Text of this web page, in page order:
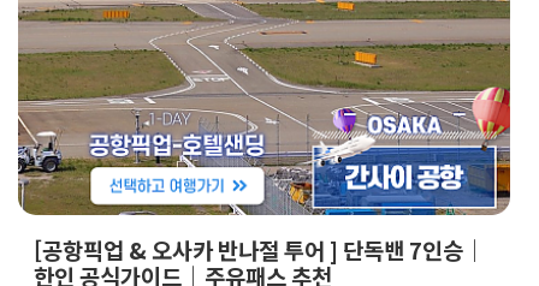
[공항픽업 & 오사카 반나절 투어 ] 단독밴 7인승｜
한인 공식가이드｜주유패스 추천